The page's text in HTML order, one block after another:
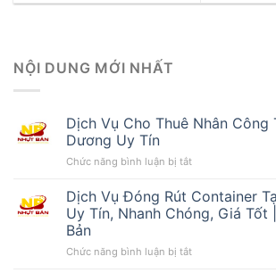
NỘI DUNG MỚI NHẤT
Dịch Vụ Cho Thuê Nhân Công
Dương Uy Tín
Chức năng bình luận bị tắtở
Vụ
Cho
Thuê
Công
Dịch Vụ Đóng Rút Container
Uy Tín, Nhanh Chóng, Giá Tốt
Bản
Chức năng bình luận bị tắtở